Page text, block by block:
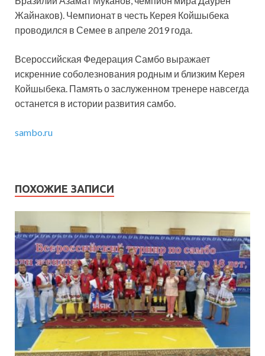
Жайнаков). Чемпионат в честь Керея Койшыбека
проводился в Семее в апреле 2019 года.
Всероссийская Федерация Самбо выражает
искренние соболезнования родным и близким Керея
Койшыбека. Память о заслуженном тренере навсегда
останется в истории развития самбо.
sambo.ru
ПОХОЖИЕ ЗАПИСИ